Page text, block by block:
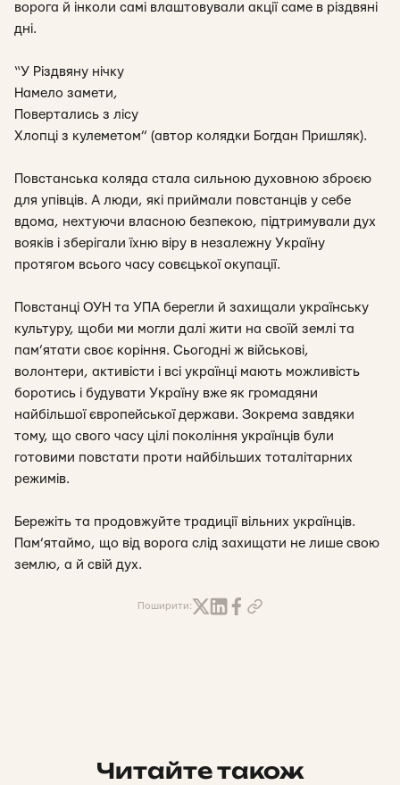
ворога й інколи самі влаштовували акції саме в різдвяні
дні.
“У Різдвяну нічку
Намело замети,
Повертались з лісу
Хлопці з кулеметом” (автор колядки Богдан Пришляк).
Повстанська коляда стала сильною духовною зброєю
для упівців. А люди, які приймали повстанців у себе
вдома, нехтуючи власною безпекою, підтримували дух
вояків і зберігали їхню віру в незалежну Україну
протягом всього часу совєцької окупації.
Повстанці ОУН та УПА берегли й захищали українську
культуру, щоби ми могли далі жити на своїй землі та
пам’ятати своє коріння. Сьогодні ж військові,
волонтери, активісти і всі українці мають можливість
боротись і будувати Україну вже як громадяни
найбільшої європейської держави. Зокрема завдяки
тому, що свого часу цілі покоління українців були
готовими повстати проти найбільших тоталітарних
режимів.
Бережіть та продовжуйте традиції вільних українців.
Пам’ятаймо, що від ворога слід захищати не лише свою
землю, а й свій дух.
Поширити:
Читайте також